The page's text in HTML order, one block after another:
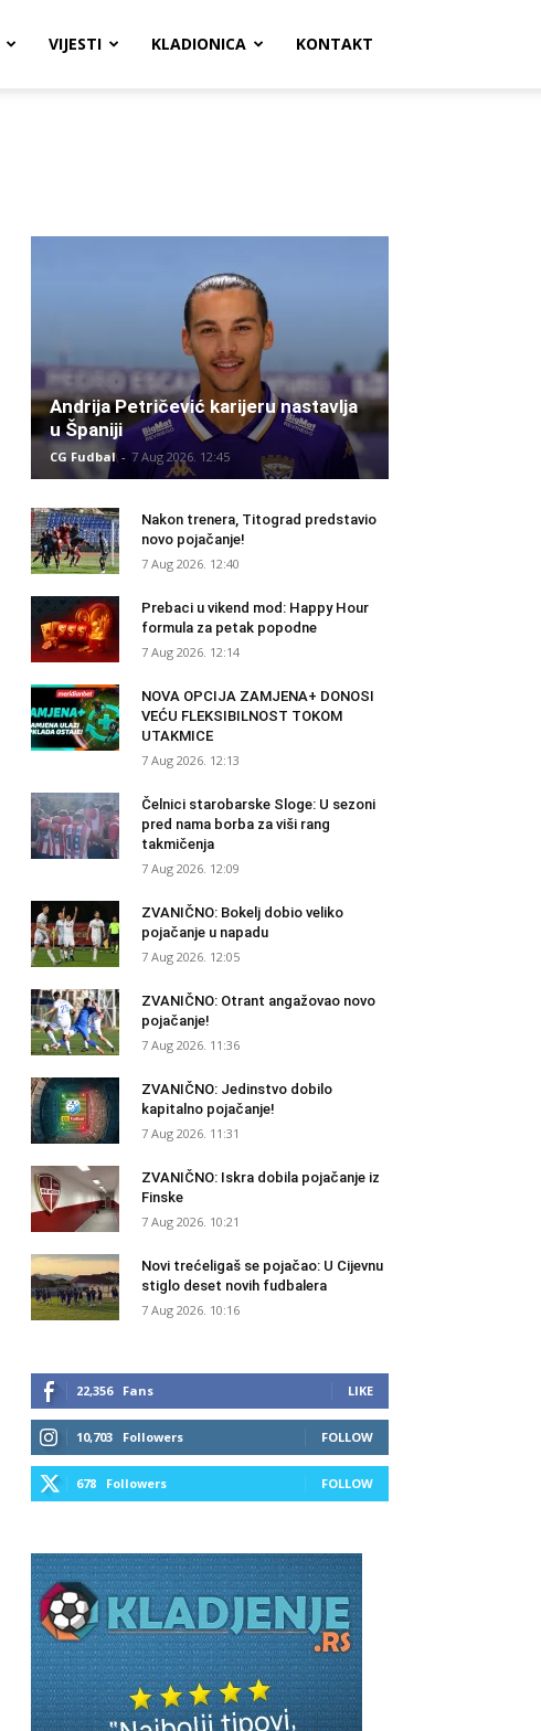
VIJESTI KLADIONICA KONTAKT
Andrija Petričević karijeru nastavlja
u Španiji
CG Fudbal - 7 Aug 2026. 12:45
Nakon trenera, Titograd predstavio
novo pojačanje!
7 Aug 2026. 12:40
Prebaci u vikend mod: Happy Hour
formula za petak popodne
7 Aug 2026. 12:14
NOVA OPCIJA ZAMJENA+ DONOSI
VEĆU FLEKSIBILNOST TOKOM
UTAKMICE
7 Aug 2026. 12:13
Čelnici starobarske Sloge: U sezoni
pred nama borba za viši rang
takmičenja
7 Aug 2026. 12:09
ZVANIČNO: Bokelj dobio veliko
pojačanje u napadu
7 Aug 2026. 12:05
ZVANIČNO: Otrant angažovao novo
pojačanje!
7 Aug 2026. 11:36
ZVANIČNO: Jedinstvo dobilo
kapitalno pojačanje!
7 Aug 2026. 11:31
ZVANIČNO: Iskra dobila pojačanje iz
Finske
7 Aug 2026. 10:21
Novi trećeligaš se pojačao: U Cijevnu
stiglo deset novih fudbalera
7 Aug 2026. 10:16
22,356 Fans LIKE
10,703 Followers FOLLOW
678 Followers FOLLOW